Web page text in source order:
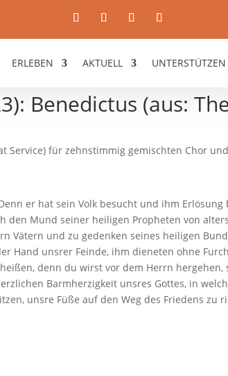
ERLEBEN AKTUELL UNTERSTÜTZEN
Benedictus (aus:
Service) für zehnstimmig gemischten Chor
er hat sein Volk besucht und ihm
den Mund seiner heiligen Propheten von
Vätern und zu gedenken seines heiligen
Hand unsrer Feinde, ihm dieneten ohne
denn du wirst vor dem Herrn hergehen,
Barmherzigkeit unsres Gottes, in
unsre Füße auf den Weg des Friedens zu